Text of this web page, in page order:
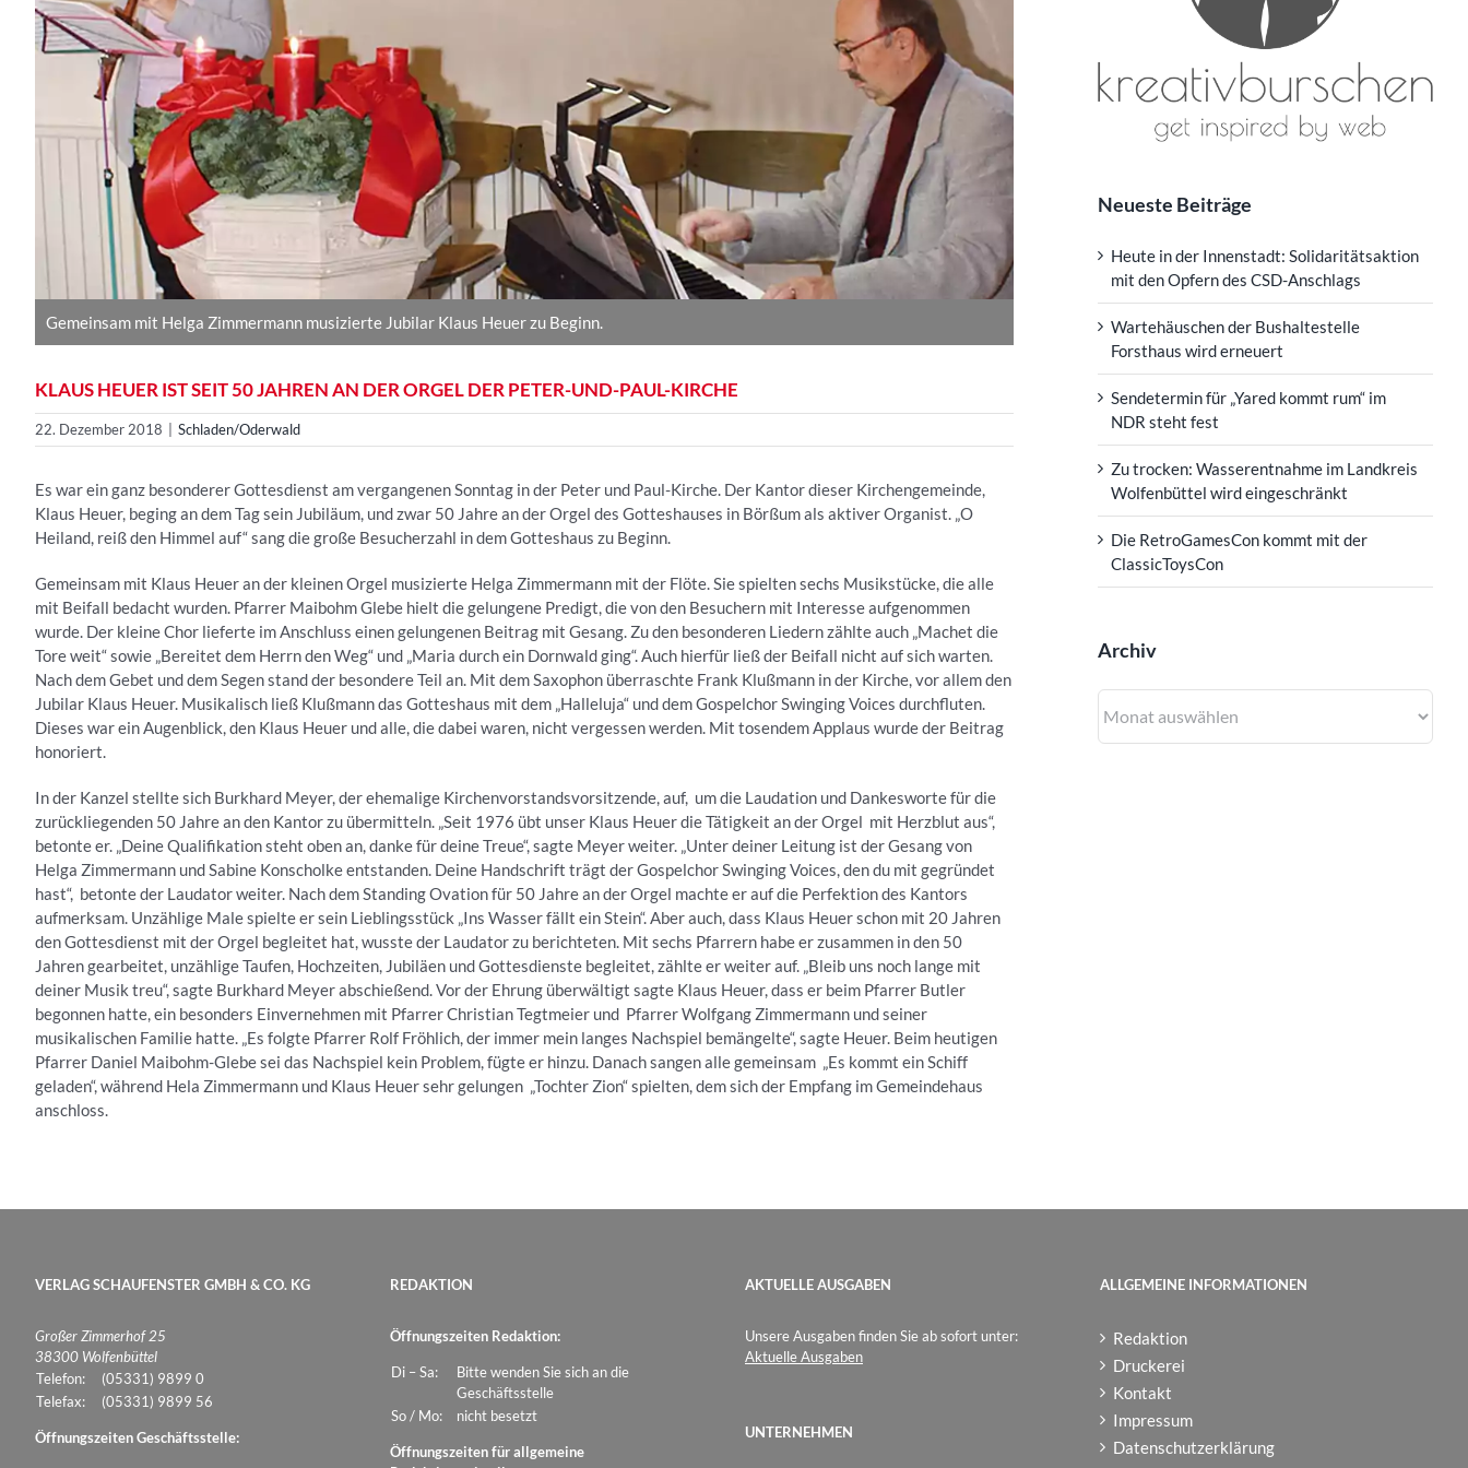
Gemeinsam mit Helga Zimmermann musizierte Jubilar Klaus Heuer zu Beginn.
KLAUS HEUER IST SEIT 50 JAHREN AN DER ORGEL DER PETER-UND-PAUL-KIRCHE
22. Dezember 2018 Schladen/Oderwald
Es war ein ganz besonderer Gottesdienst am vergangenen Sonntag in der Peter und Paul-Kirche. Der Kantor dieser Kirchengemeinde,
Klaus Heuer, beging an dem Tag sein Jubiläum, und zwar 50 Jahre an der Orgel des Gotteshauses in Börßum als aktiver Organist. „O
Heiland, reiß den Himmel auf“ sang die große Besucherzahl in dem Gotteshaus zu Beginn.
Gemeinsam mit Klaus Heuer an der kleinen Orgel musizierte Helga Zimmermann mit der Flöte. Sie spielten sechs Musikstücke, die alle
mit Beifall bedacht wurden. Pfarrer Maibohm Glebe hielt die gelungene Predigt, die von den Besuchern mit Interesse aufgenommen
wurde. Der kleine Chor lieferte im Anschluss einen gelungenen Beitrag mit Gesang. Zu den besonderen Liedern zählte auch „Machet die
Tore weit“ sowie „Bereitet dem Herrn den Weg“ und „Maria durch ein Dornwald ging“. Auch hierfür ließ der Beifall nicht auf sich warten.
Nach dem Gebet und dem Segen stand der besondere Teil an. Mit dem Saxophon überraschte Frank Klußmann in der Kirche, vor allem den
Jubilar Klaus Heuer. Musikalisch ließ Klußmann das Gotteshaus mit dem „Halleluja“ und dem Gospelchor Swinging Voices durchfluten.
Dieses war ein Augenblick, den Klaus Heuer und alle, die dabei waren, nicht vergessen werden. Mit tosendem Applaus wurde der Beitrag
honoriert.
In der Kanzel stellte sich Burkhard Meyer, der ehemalige Kirchenvorstandsvorsitzende, auf, um die Laudation und Dankesworte für die
zurückliegenden 50 Jahre an den Kantor zu übermitteln. „Seit 1976 übt unser Klaus Heuer die Tätigkeit an der Orgel mit Herzblut aus“,
betonte er. „Deine Qualifikation steht oben an, danke für deine Treue“, sagte Meyer weiter. „Unter deiner Leitung ist der Gesang von
Helga Zimmermann und Sabine Konscholke entstanden. Deine Handschrift trägt der Gospelchor Swinging Voices, den du mit gegründet
hast“, betonte der Laudator weiter. Nach dem Standing Ovation für 50 Jahre an der Orgel machte er auf die Perfektion des Kantors
aufmerksam. Unzählige Male spielte er sein Lieblingsstück „Ins Wasser fällt ein Stein“. Aber auch, dass Klaus Heuer schon mit 20 Jahren
den Gottesdienst mit der Orgel begleitet hat, wusste der Laudator zu berichteten. Mit sechs Pfarrern habe er zusammen in den 50
Jahren gearbeitet, unzählige Taufen, Hochzeiten, Jubiläen und Gottesdienste begleitet, zählte er weiter auf. „Bleib uns noch lange mit
deiner Musik treu“, sagte Burkhard Meyer abschießend. Vor der Ehrung überwältigt sagte Klaus Heuer, dass er beim Pfarrer Butler
begonnen hatte, ein besonders Einvernehmen mit Pfarrer Christian Tegtmeier und Pfarrer Wolfgang Zimmermann und seiner
musikalischen Familie hatte. „Es folgte Pfarrer Rolf Fröhlich, der immer mein langes Nachspiel bemängelte“, sagte Heuer. Beim heutigen
Pfarrer Daniel Maibohm-Glebe sei das Nachspiel kein Problem, fügte er hinzu. Danach sangen alle gemeinsam „Es kommt ein Schiff
geladen“, während Hela Zimmermann und Klaus Heuer sehr gelungen „Tochter Zion“ spielten, dem sich der Empfang im Gemeindehaus
anschloss.
Neueste Beiträge
Heute in der Innenstadt: Solidaritätsaktion
mit den Opfern des CSD-Anschlags
Wartehäuschen der Bushaltestelle
Forsthaus wird erneuert
Sendetermin für „Yared kommt rum“ im
NDR steht fest
Zu trocken: Wasserentnahme im Landkreis
Wolfenbüttel wird eingeschränkt
Die RetroGamesCon kommt mit der
ClassicToysCon
Archiv
VERLAG SCHAUFENSTER GMBH & CO. KG
Großer Zimmerhof 25
38300 Wolfenbüttel
Telefon:
(05331) 9899 0
Telefax:
(05331) 9899 56
Öffnungszeiten Geschäftsstelle:
REDAKTION
Öffnungszeiten Redaktion:
Di – Sa:
Bitte wenden Sie sich an die
Geschäftsstelle
So / Mo:
nicht besetzt
Öffnungszeiten für allgemeine
AKTUELLE AUSGABEN
Unsere Ausgaben finden Sie ab sofort unter:
Aktuelle Ausgaben
UNTERNEHMEN
ALLGEMEINE INFORMATIONEN
Redaktion
Druckerei
Kontakt
Impressum
Datenschutzerklärung